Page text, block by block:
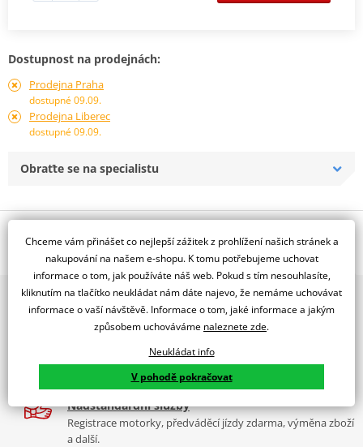
Dostupnost na prodejnách:
Prodejna Praha
dostupné 09.09.
Prodejna Liberec
dostupné 09.09.
Obraťte se na specialistu
Jsme autorizovaný
dealer značky RDMOTO
Padací rámy RDMOTO nabízí maximální ochranu Vašeho
motocyklu.
"Testováno zákazníky"
Cena za pár včetně montážní sady.
2x multibrand showroom
9 značek motocyklů, servis, oblečení, doplňky i náhradní
díly, to vše v Praze a Liberci
Více než 30 let zkušeností
Za řídítky motorek, v servisu i prodeji moto vybavení
Nadstandardní služby
Registrace motorky, předváděcí jízdy zdarma, výměna zboží
a další.
Chceme vám přinášet co nejlepší zážitek z prohlížení našich stránek a
nakupování na našem e-shopu. K tomu potřebujeme uchovat
informace o tom, jak používáte náš web. Pokud s tím nesouhlasíte,
kliknutím na tlačítko neukládat nám dáte najevo, že nemáme uchovávat
informace o vaší návštěvě. Informace o tom, jaké informace a jakým
způsobem uchováváme naleznete zde.
Neukládat info
V pohodě pokračovat